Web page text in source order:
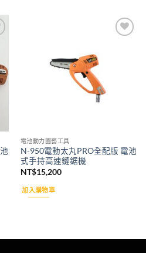
電池動力園藝工具
N-950電動太丸PRO全配版 電池
式手持高速鏈鋸機
NT$15,200
加入購物車